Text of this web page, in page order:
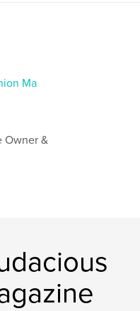
Ma
Owner &